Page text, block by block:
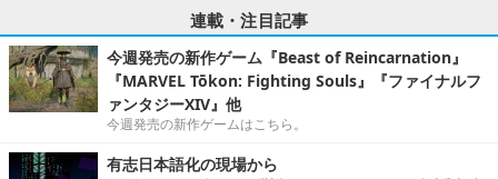
連載・注目記事
今週発売の新作ゲーム『Beast of Reincarnation』
『MARVEL Tōkon: Fighting Souls』『ファイナルフ
ァンタジーXIV』他
今週発売の新作ゲームはこちら。
有志日本語化の現場から